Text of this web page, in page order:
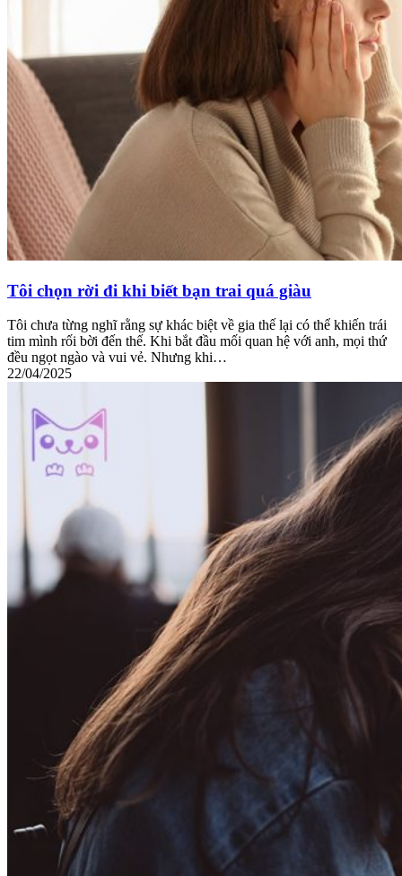
Tôi chọn rời đi khi biết bạn trai quá giàu
Tôi chưa từng nghĩ rằng sự khác biệt về gia thế lại có thể khiến trái
tim mình rối bời đến thế. Khi bắt đầu mối quan hệ với anh, mọi thứ
đều ngọt ngào và vui vẻ. Nhưng khi…
22/04/2025